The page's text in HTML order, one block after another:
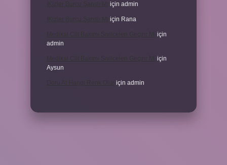
için admin
için Rana
için
admin
için
Aysun
için admin